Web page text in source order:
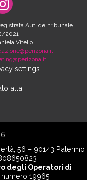
Aut. del tribunale
2021
Vitello
settings
alla
56 – 90143 Palermo
degli Operatori di
19965